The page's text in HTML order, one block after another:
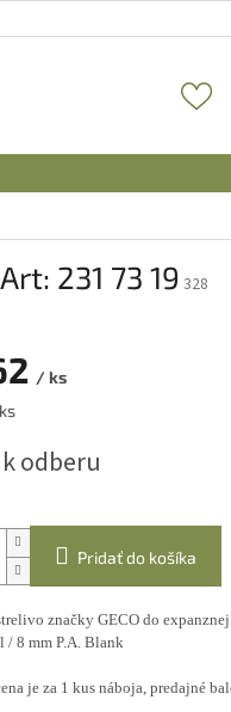
231 73 19 328
/ ks
odberu
Pridať do košíka
značky GECO do
/ 8 mm P.A. Blank
je za 1 kus náboja, predajné